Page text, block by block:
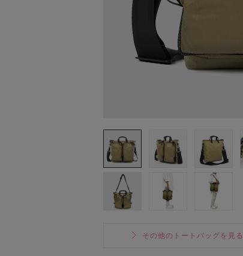
その他のトートバッグを見る